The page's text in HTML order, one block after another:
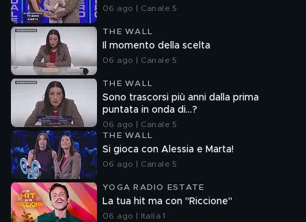
06 ago | Canale 5
THE WALL
Il momento della scelta
06 ago | Canale 5
THE WALL
Sono trascorsi più anni dalla prima
puntata in onda di...?
06 ago | Canale 5
THE WALL
Si gioca con Alessia e Marta!
06 ago | Canale 5
YOGA RADIO ESTATE
La tua hit ma con "Riccione"
06 ago | Italia 1